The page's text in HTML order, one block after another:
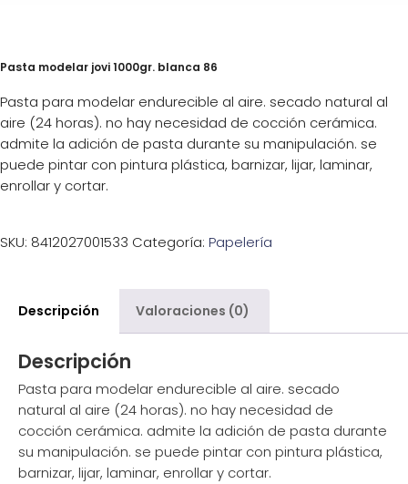
Pasta modelar jovi 1000gr. blanca 86
Pasta para modelar endurecible al aire. secado natural al
aire (24 horas). no hay necesidad de cocción cerámica.
admite la adición de pasta durante su manipulación. se
puede pintar con pintura plástica, barnizar, lijar, laminar,
enrollar y cortar.
SKU: 8412027001533 Categoría: Papelería
Descripción Valoraciones (0)
Descripción
Pasta para modelar endurecible al aire. secado
natural al aire (24 horas). no hay necesidad de
cocción cerámica. admite la adición de pasta durante
su manipulación. se puede pintar con pintura plástica,
barnizar, lijar, laminar, enrollar y cortar.